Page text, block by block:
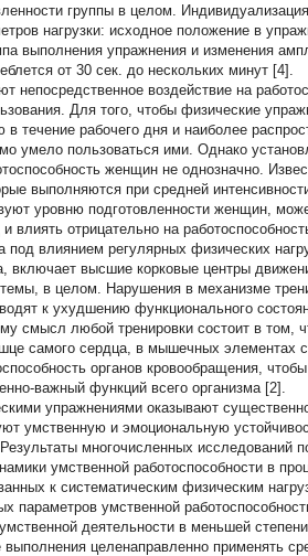
группы в целом.
нагрузки: исходное положение в
выполнения упражнения и изменения
от 30 сек. до нескольких минут [4].
непосредственное воздействие на
Для того, чтобы физические
течение рабочего дня и наиболее
умело пользоваться ими. Однако
женщин не однозначно.
выполняются при средней
уровню подготовленности женщин,
влиять отрицательно на
под влиянием регулярных физических
включает высшие корковые центры
в целом. Нарушения в механизме
к ухудшению функционального
смысл любой тренировки состоит в том,
самого сердца, в мышечных элементах
органов кровообращения,
важный функций всего организма [2].
упражнениями оказывают
умственную и эмоциональную
многочисленных исследований
умственной работоспособности в
к систематическим физическим
параметров умственной
деятельности в меньшей
целенаправленно применять